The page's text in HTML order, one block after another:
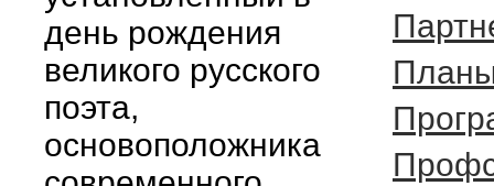
день рождения
великого русского
поэта,
основоположника